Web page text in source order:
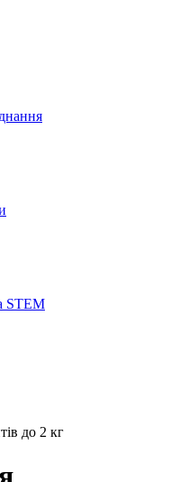
STEM
до 2 кг